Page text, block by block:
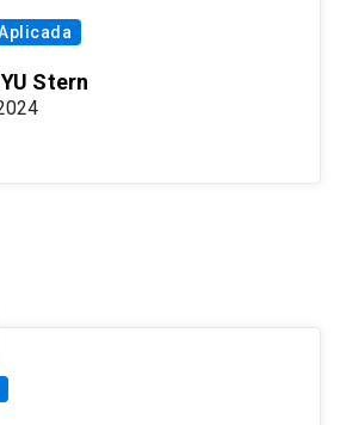
Stern